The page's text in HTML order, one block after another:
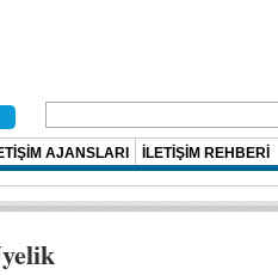
AJANSLARI İLETİŞİM REHBERİ